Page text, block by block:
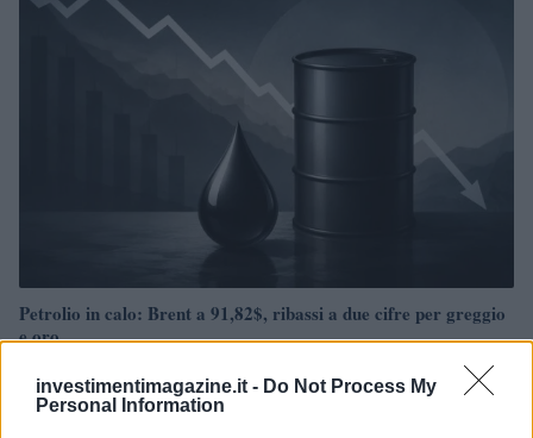
investimentimagazine.it - Do Not Process My
Personal Information
Petrolio in calo: Brent a 91,82$, ribassi a due cifre per greggio
e oro
NEWS